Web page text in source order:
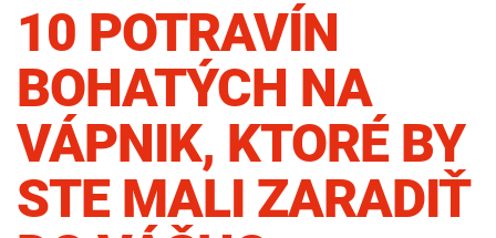
Genetika Covid-19 Žiadanky a tlačivá
Výsledky vyšetrení Kortizol Odberová
INTOLERANCIA POTRAVÍN
10 POTRAVÍN
BOHATÝCH NA
VÁPNIK, KTORÉ BY
STE MALI ZARADIŤ